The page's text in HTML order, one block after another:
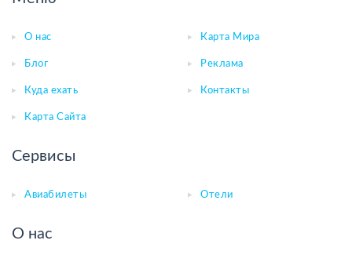
О нас Карта Мира
Блог Реклама
Куда ехать Контакты
Карта Сайта
Сервисы
Авиабилеты Отели
О нас